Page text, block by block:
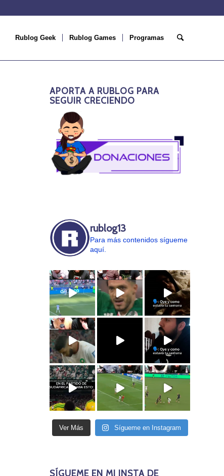
Rublog Geek Rublog Games Programas
APORTA A RUBLOG PARA
SEGUIR CRECIENDO
rublog13
Para más contenidos sígueme
aquí.
Ver Más Sígueme en Instagram
SÍGUEME EN MI INSTA DE